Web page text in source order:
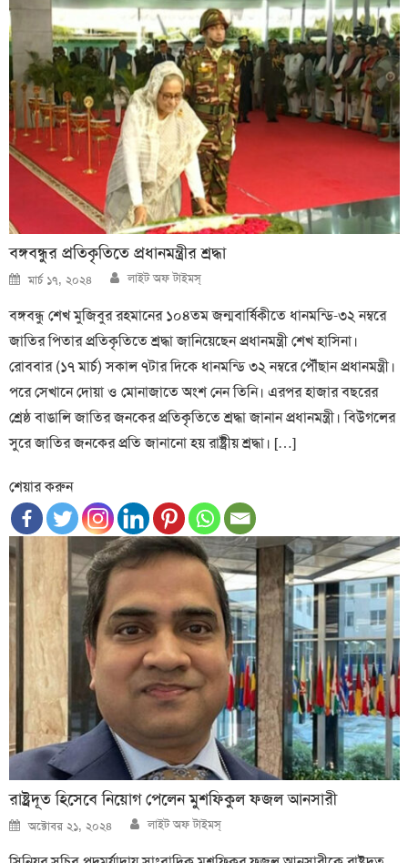
বঙ্গবন্ধুর প্রতিকৃতিতে প্রধানমন্ত্রীর শ্রদ্ধা
Posted
on
মার্চ ১৭, ২০২৪ Author
লাইট অফ টাইমস্
বঙ্গবন্ধু শেখ মুজিবুর রহমানের ১০৪তম জন্মবার্ষিকীতে ধানমন্ডি-৩২ নম্বরে
জাতির পিতার প্রতিকৃতিতে শ্রদ্ধা জানিয়েছেন প্রধানমন্ত্রী শেখ হাসিনা।
রোববার (১৭ মার্চ) সকাল ৭টার দিকে ধানমন্ডি ৩২ নম্বরে পৌঁছান প্রধানমন্ত্রী।
পরে সেখানে দোয়া ও মোনাজাতে অংশ নেন তিনি। এরপর হাজার বছরের
শ্রেষ্ঠ বাঙালি জাতির জনকের প্রতিকৃতিতে শ্রদ্ধা জানান প্রধানমন্ত্রী। বিউগলের
সুরে জাতির জনকের প্রতি জানানো হয় রাষ্ট্রীয় শ্রদ্ধা। […]
শেয়ার করুন
রাষ্ট্রদূত হিসেবে নিয়োগ পেলেন মুশফিকুল ফজল আনসারী
Posted
on
অক্টোবর ২১, ২০২৪ Author
লাইট অফ টাইমস্